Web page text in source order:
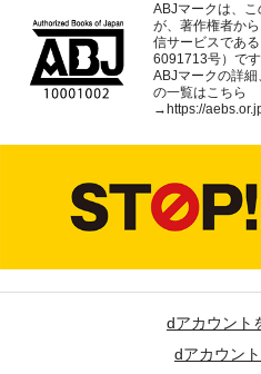
ABJマークは、
が、著作権者か
信サービスであ
6091713号）です
ABJマークの詳
の一覧はこちら
→ https://
dアカウント
dアカウン